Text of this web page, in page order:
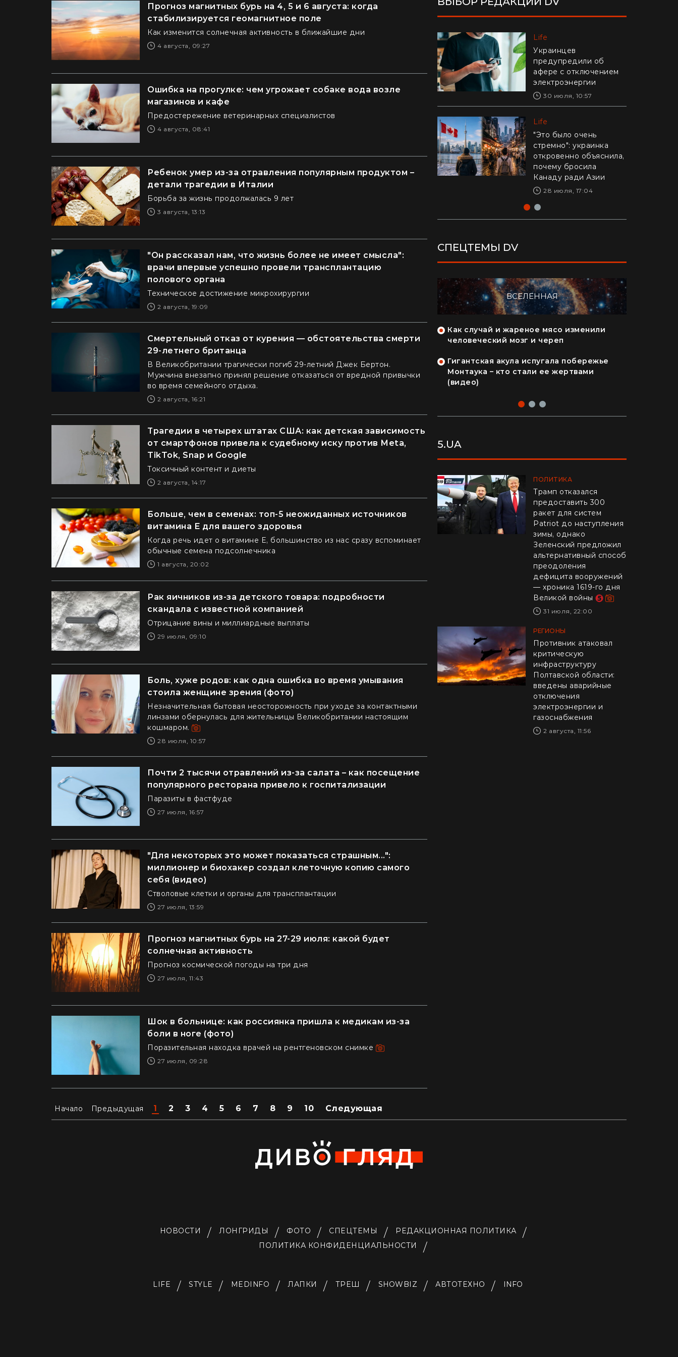
Прогноз магнитных бурь на 4, 5 и 6 августа: когда
стабилизируется геомагнитное поле
Как изменится солнечная активность в ближайшие дни
4 августа, 09:27
Ошибка на прогулке: чем угрожает собаке вода возле
магазинов и кафе
Предостережение ветеринарных специалистов
4 августа, 08:41
Ребенок умер из-за отравления популярным продуктом –
детали трагедии в Италии
Борьба за жизнь продолжалась 9 лет
3 августа, 13:13
"Он рассказал нам, что жизнь более не имеет смысла":
врачи впервые успешно провели трансплантацию
полового органа
Техническое достижение микрохирургии
2 августа, 19:09
Смертельный отказ от курения — обстоятельства смерти
29-летнего британца
В Великобритании трагически погиб 29-летний Джек Бертон.
Мужчина внезапно принял решение отказаться от вредной привычки
во время семейного отдыха.
2 августа, 16:21
Трагедии в четырех штатах США: как детская зависимость
от смартфонов привела к судебному иску против Meta,
TikTok, Snap и Google
Токсичный контент и диеты
2 августа, 14:17
Больше, чем в семенах: топ-5 неожиданных источников
витамина Е для вашего здоровья
Когда речь идет о витамине Е, большинство из нас сразу вспоминает
обычные семена подсолнечника
1 августа, 20:02
Рак яичников из-за детского товара: подробности
скандала с известной компанией
Отрицание вины и миллиардные выплаты
29 июля, 09:10
Боль, хуже родов: как одна ошибка во время умывания
стоила женщине зрения (фото)
Незначительная бытовая неосторожность при уходе за контактными
линзами обернулась для жительницы Великобритании настоящим
кошмаром.
28 июля, 10:57
Почти 2 тысячи отравлений из-за салата – как посещение
популярного ресторана привело к госпитализации
Паразиты в фастфуде
27 июля, 16:57
"Для некоторых это может показаться страшным...":
миллионер и биохакер создал клеточную копию самого
себя (видео)
Стволовые клетки и органы для трансплантации
27 июля, 13:59
Прогноз магнитных бурь на 27-29 июля: какой будет
солнечная активность
Прогноз космической погоды на три дня
27 июля, 11:43
Шок в больнице: как россиянка пришла к медикам из-за
боли в ноге (фото)
Поразительная находка врачей на рентгеновском снимке
27 июля, 09:28
Начало Предыдущая 1 2 3 4 5 6 7 8 9 10 Следующая
Life
Украинцев
предупредили об
афере с отключением
электроэнергии
30 июля, 10:57
Life
"Это было очень
стремно": украинка
откровенно объяснила,
почему бросила
Канаду ради Азии
28 июля, 17:04
Life
Едва удержали в руках:
в Днепре рыболовы
выловили из реки
гигантского карпа
(видео)
28 июля, 17:47
Life
Драматическое видео
из Калифорнии: 16-
летний рискнул жизнью
ради ребенка –
реакция Трампа
СПЕЦТЕМЫ DV
киевляне превратили дом в Карпатах в
Из двухкомнатки в село: блогерша
продала квартиру за "єВідновлення" и
ВСЕЛЕННАЯ
Как случай и жареное мясо изменили
человеческий мозг и череп
Гигантская акула испугала побережье
Монтаука – кто стали ее жертвами
(видео)
5.UA
ПОЛИТИКА
Трамп отказался
предоставить 300
ракет для систем
Patriot до наступления
зимы, однако
Зеленский предложил
альтернативный способ
преодоления
дефицита вооружений
— хроника 1619-го дня
Великой войны
31 июля, 22:00
РЕГИОНЫ
Противник атаковал
критическую
инфраструктуру
Полтавской области:
введены аварийные
отключения
электроэнергии и
газоснабжения
2 августа, 11:56
НОВОСТИ ЛОНГРИДЫ ФОТО СПЕЦТЕМЫ
РЕДАКЦИОННАЯ ПОЛИТИКА
ПОЛИТИКА КОНФИДЕНЦИАЛЬНОСТИ
LIFE STYLE MEDINFO ЛАПКИ ТРЕШ SHOWBIZ АВТОТЕХНО INFO